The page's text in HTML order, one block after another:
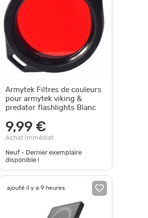
Armytek Filtres de couleurs
pour armytek viking &
predator flashlights Blanc
9,99 €
Achat Immédiat
Neuf - Dernier exemplaire
disponible !
ajouté il y a 9 heures